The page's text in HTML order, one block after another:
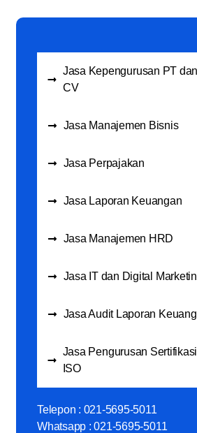
Jasa Kepengurusan PT dan
CV
Jasa Manajemen Bisnis
Jasa Perpajakan
Jasa Laporan Keuangan
Jasa Manajemen HRD
Jasa IT dan Digital
Jasa Audit Laporan
Jasa Pengurusan Sertifikasi
ISO
Telepon : 021-5695-5011
Whatsapp : 021-5695-5011